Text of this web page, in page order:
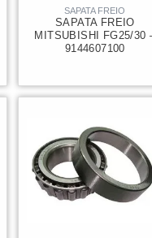
SAPATA FREIO
SAPATA FREIO
MITSUBISHI FG25/30
9144607100